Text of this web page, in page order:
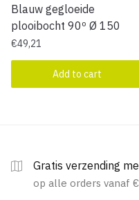
Blauw gegloeide
plooibocht 90º Ø 150
€49,21
Add to cart
Gratis verzending
op alle orders vanaf